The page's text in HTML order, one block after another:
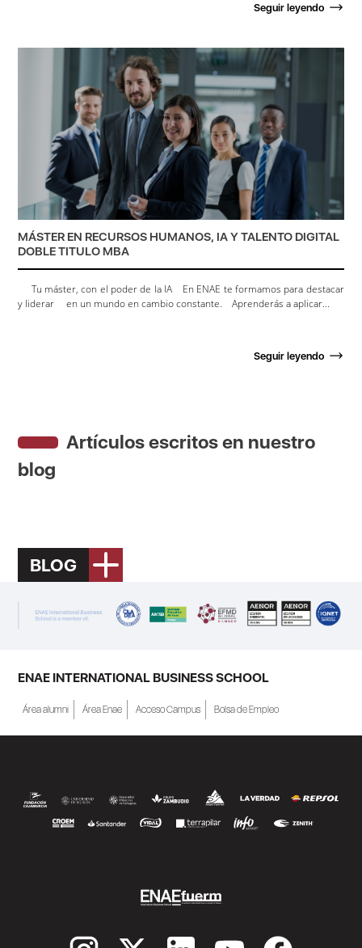
Seguir leyendo
MÁSTER EN RECURSOS HUMANOS, IA Y TALENTO DIGITAL
DOBLE TITULO MBA
Tu máster, con el poder de la IA En ENAE te formamos para destacar
y liderar en un mundo en cambio constante. Aprenderás a aplicar...
Seguir leyendo
Artículos escritos en nuestro
blog
BLOG
ENAE INTERNATIONAL BUSINESS SCHOOL
Área alumni Área Enae Acceso Campus Bolsa de Empleo